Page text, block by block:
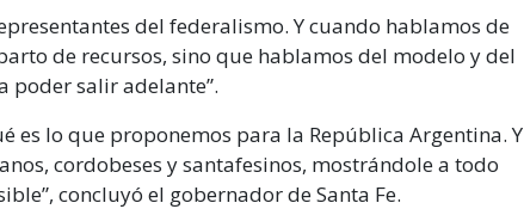
del federalismo. Y cuando hablamos de
de recursos, sino que hablamos del modelo y del
poder salir adelante”.
es lo que proponemos para la República Argentina. Y
cordobeses y santafesinos, mostrándole a todo
concluyó el gobernador de Santa Fe.